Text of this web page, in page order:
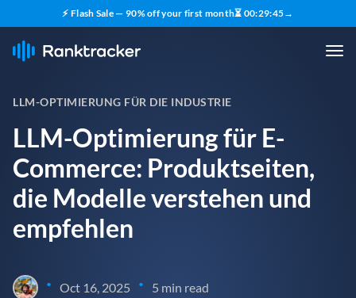
⚡ Flash Sale — 90% off your first month⏳ 00:29:44→
LLM-OPTIMIERUNG FÜR DIE INDUSTRIE
LLM-Optimierung für E-
Commerce: Produktseiten,
die Modelle verstehen und
empfehlen
• Oct 16, 2025 • 5 min read